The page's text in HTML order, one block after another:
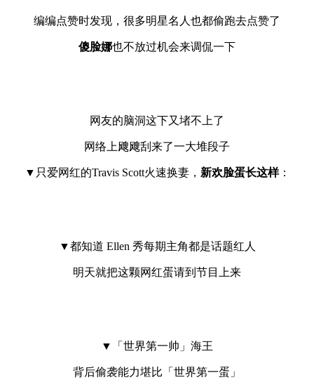
编编点赞时发现，很多明星名人也都偷跑去点赞了
傻脸娜也不放过机会来调侃一下
网友的脑洞这下又堵不上了
网络上飕飕刮来了一大堆段子
▼只爱网红的Travis Scott火速换妻， 新欢脸蛋长这样：
▼都知道 Ellen 秀每期主角都是话题红人
明天就把这颗网红蛋请到节目上来
▼「世界第一帅」海王
背后偷袭能力堪比「世界第一蛋」